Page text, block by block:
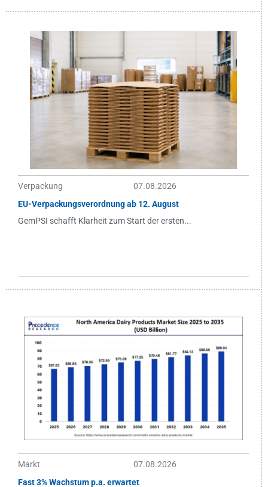
Verpackung
07.08.2026
EU-Verpackungsverordnung ab 12. August
GemPSI schafft Klarheit zum Start der ersten...
Markt
07.08.2026
Fast 3% Wachstum p.a. erwartet